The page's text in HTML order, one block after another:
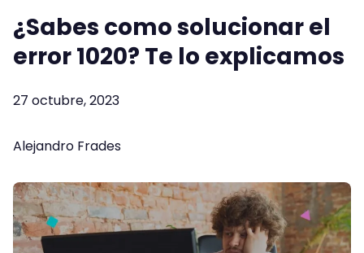
¿Sabes como solucionar el
error 1020? Te lo explicamos
27 octubre, 2023
Alejandro Frades